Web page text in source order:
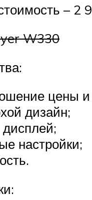
– 2
W330
цены и
дизайн;
настройки;